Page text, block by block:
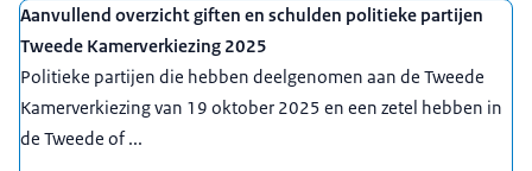
Aanvullend overzicht giften en schulden politieke partijen
Tweede Kamerverkiezing 2025
Politieke partijen die hebben deelgenomen aan de Tweede
Kamerverkiezing van 19 oktober 2025 en een zetel hebben in
de Tweede of ...